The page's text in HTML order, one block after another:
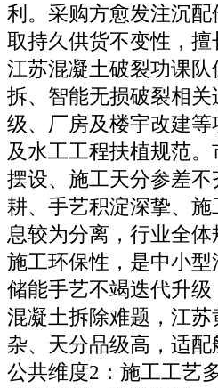
利。采购方愈发注沉
取持久供货不变性，
江苏混凝土破裂功课
拆、智能无损破裂相
级、厂房及楼宇改建
及水工工程扶植规范
摆设、施工天分参差
耕、手艺积淀深挚、
息较为分离，行业全
施工环保性，是中小
储能手艺不竭迭代升
混凝土拆除难题，江
杂、天分品级高，适
公共维度2：施工工艺